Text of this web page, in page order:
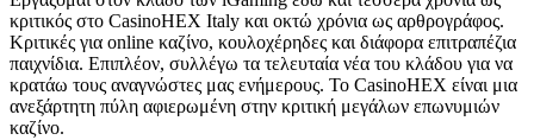
κριτικός στο CasinoHEX Italy και οκτώ χρόνια ως αρθρογράφος.
Κριτικές για online καζίνο, κουλοχέρηδες και διάφορα επιτραπέζια
παιχνίδια. Επιπλέον, συλλέγω τα τελευταία νέα του κλάδου για να
κρατάω τους αναγνώστες μας ενήμερους. Το CasinoHEX είναι μια
ανεξάρτητη πύλη αφιερωμένη στην κριτική μεγάλων επωνυμιών
καζίνο.